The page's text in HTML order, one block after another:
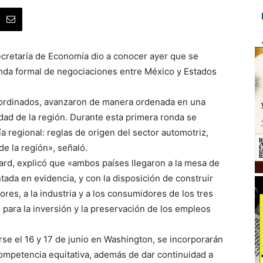
de Economía dio a conocer ayer que se
formal de negociaciones entre México y Estados
avanzaron de manera ordenada en una
de la región. Durante esta primera ronda se
regional: reglas de origen del sector automotriz,
la región», señaló.
explicó que «ambos países llegaron a la mesa de
en evidencia, y con la disposición de construir
a la industria y a los consumidores de los tres
la inversión y la preservación de los empleos
el 16 y 17 de junio en Washington, se incorporarán
equitativa, además de dar continuidad a